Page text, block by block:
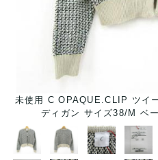
未使用 C OPAQUE.CLIP ツイ
ディガン サイズ38/M ベ